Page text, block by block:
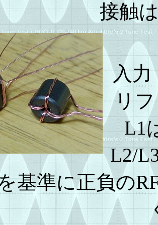
接触
入力
リ
L1
L2/
基準に正負の